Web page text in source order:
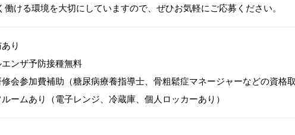
働ける環境を大切にしていますので、ぜひお気軽にご応募ください。
り
ンザ予防接種無料
会参加費補助（糖尿病療養指導士、骨粗鬆症マネージャーなどの資格取
ームあり（電子レンジ、冷蔵庫、個人ロッカーあり）